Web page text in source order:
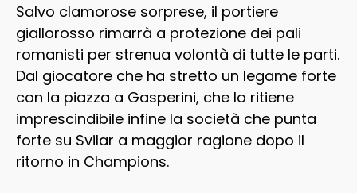
Salvo clamorose sorprese, il portiere
giallorosso rimarrà a protezione dei pali
romanisti per strenua volontà di tutte le parti.
Dal giocatore che ha stretto un legame forte
con la piazza a Gasperini, che lo ritiene
imprescindibile infine la società che punta
forte su Svilar a maggior ragione dopo il
ritorno in Champions.